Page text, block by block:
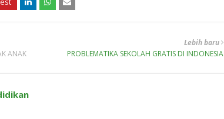
Lebih baru
PROBLEMATIKA SEKOLAH GRATIS DI INDONESIA
ANAK